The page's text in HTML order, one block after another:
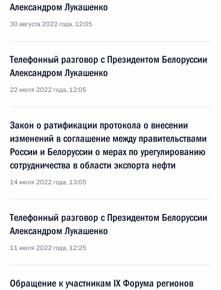
Александром Лукашенко
30 августа 2022 года, 12:05
Телефонный разговор с Президентом Белоруссии
Александром Лукашенко
22 июля 2022 года, 12:05
Закон о ратификации протокола о внесении
изменений в соглашение между правительствами
России и Белоруссии о мерах по урегулированию
сотрудничества в области экспорта нефти
14 июля 2022 года, 13:05
Телефонный разговор с Президентом Белоруссии
Александром Лукашенко
11 июля 2022 года, 12:25
Обращение к участникам IX Форума регионов